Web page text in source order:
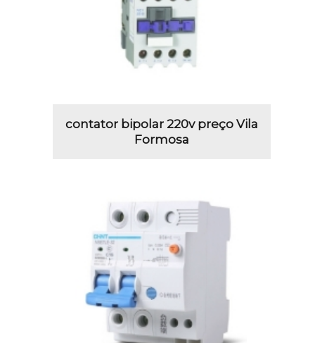
contator bipolar 220v preço Vila
Formosa